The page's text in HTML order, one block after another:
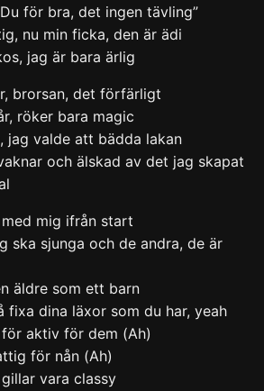
för bra, det ingen tävling”
nu min ficka, den är ädi
jag är bara ärlig
brorsan, det förfärligt
röker bara magic
jag valde att bädda lakan
och älskad av det jag skapat
mig ifrån start
ska sjunga och de andra, de är
äldre som ett barn
fixa dina läxor som du har, yeah
aktiv för dem (Ah)
för nån (Ah)
vara classy